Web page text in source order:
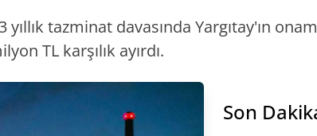
tazminat davasında Yargıtay'ın
TL karşılık ayırdı.
Son